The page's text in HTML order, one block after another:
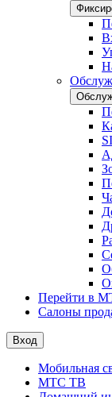
Перейти в
Салоны
Вход
Мобильная
МТС ТВ